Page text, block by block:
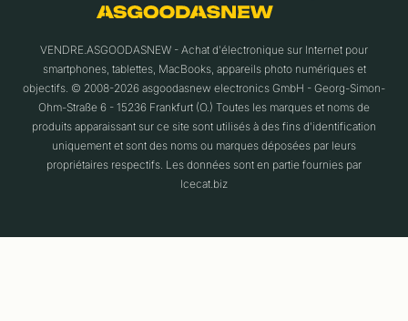
VENDRE.ASGOODASNEW - Achat d'électronique sur Internet pour
smartphones, tablettes, MacBooks, appareils photo numériques et
objectifs. © 2008-2026 asgoodasnew electronics GmbH - Georg-Simon-
Ohm-Straße 6 - 15236 Frankfurt (O.) Toutes les marques et noms de
produits apparaissant sur ce site sont utilisés à des fins d'identification
uniquement et sont des noms ou marques déposées par leurs
propriétaires respectifs. Les données sont en partie fournies par
Icecat.biz